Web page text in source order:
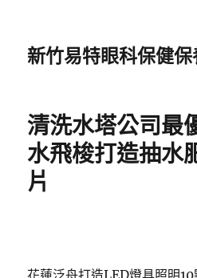
新竹易特眼科保健
清洗水塔公司最
水飛梭打造抽水
片
花蓮泛舟打造LED燈具照明